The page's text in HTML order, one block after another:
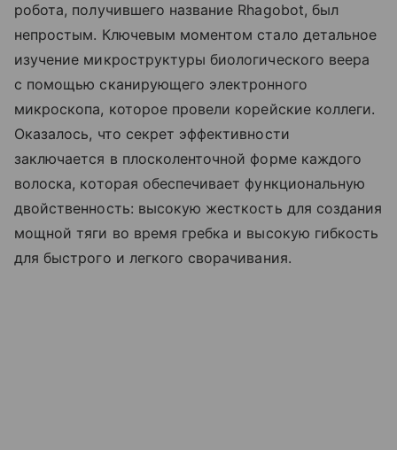
робота, получившего название Rhagobot, был
непростым. Ключевым моментом стало детальное
изучение микроструктуры биологического веера
с помощью сканирующего электронного
микроскопа, которое провели корейские коллеги.
Оказалось, что секрет эффективности
заключается в плосколенточной форме каждого
волоска, которая обеспечивает функциональную
двойственность: высокую жесткость для создания
мощной тяги во время гребка и высокую гибкость
для быстрого и легкого сворачивания.